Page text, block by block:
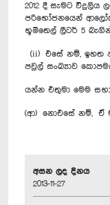
2012 දී සැමට
පරිභෝජනයෙන්
භූමිතෙල් ලීටර් 5
(ii) එසේ නම්, ඉහත
පවුල් සංඛ්‍යාව
යන්න එතුමා මෙම
(ආ) නොඑසේ නම්, ඒ
අසන ලද දිනය
2013-11-27